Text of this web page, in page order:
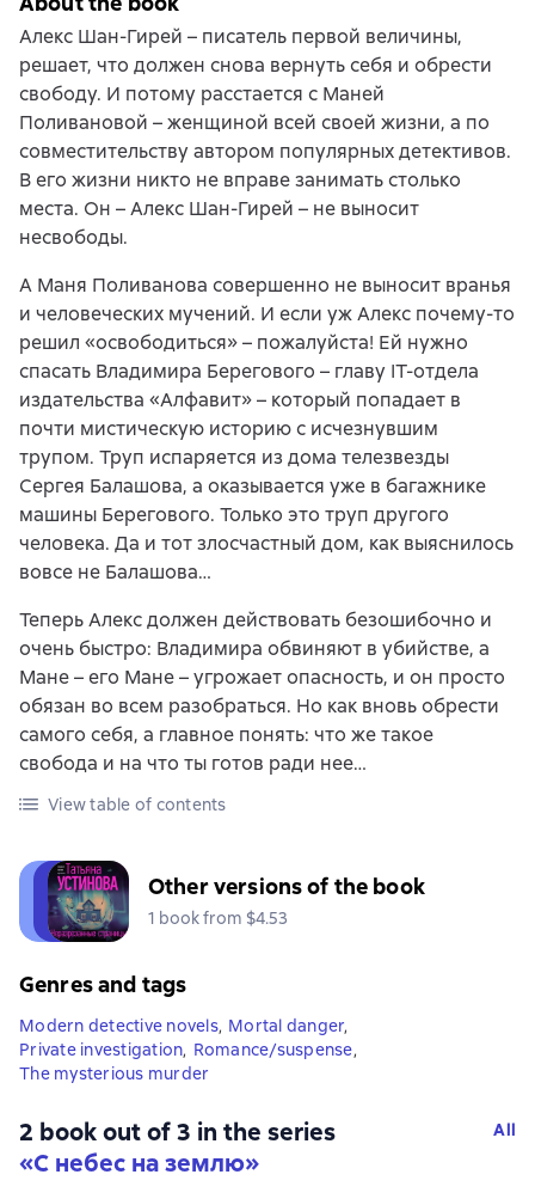
Алекс Шан-Гирей – писатель первой величины,
решает, что должен снова вернуть себя и обрести
свободу. И потому расстается с Маней
Поливановой – женщиной всей своей жизни, а по
совместительству автором популярных детективов.
В его жизни никто не вправе занимать столько
места. Он – Алекс Шан-Гирей – не выносит
несвободы.
А Маня Поливанова совершенно не выносит вранья
и человеческих мучений. И если уж Алекс почему-то
решил «освободиться» – пожалуйста! Ей нужно
спасать Владимира Берегового – главу IT-отдела
издательства «Алфавит» – который попадает в
почти мистическую историю с исчезнувшим
трупом. Труп испаряется из дома телезвезды
Сергея Балашова, а оказывается уже в багажнике
машины Берегового. Только это труп другого
человека. Да и тот злосчастный дом, как выяснилось
вовсе не Балашова…
Теперь Алекс должен действовать безошибочно и
очень быстро: Владимира обвиняют в убийстве, а
Мане – его Мане – угрожает опасность, и он просто
обязан во всем разобраться. Но как вновь обрести
самого себя, а главное понять: что же такое
свобода и на что ты готов ради нее…
View table of contents
Other versions of the book
1 book from $4.53
Genres and tags
Modern detective novels, Mortal danger,
Private investigation, Romance/suspense,
The mysterious murder
2 book out of 3 in the series
«С небес на землю»
All